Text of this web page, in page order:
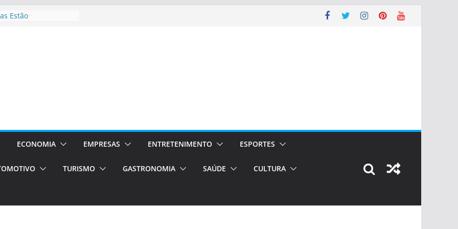
Estão
em Porto
de transfer,
de alto padrão
bolsas –
para o segundo
únicas e
de volta!
ECONOMIA EMPRESAS ENTRETENIMENTO ESPORTES
TURISMO GASTRONOMIA SAÚDE CULTURA